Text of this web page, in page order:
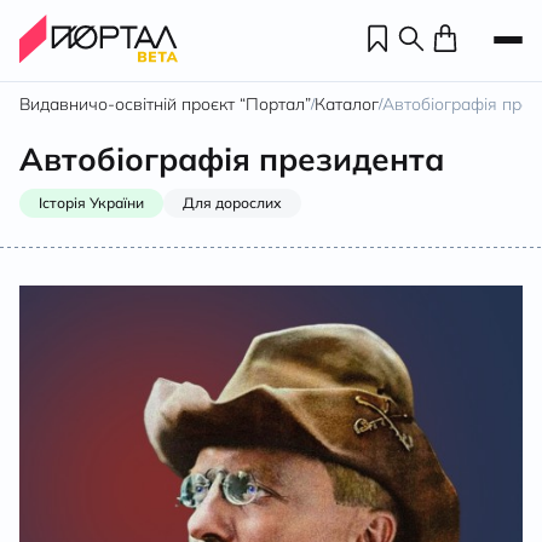
Видавничо-освітній проєкт “Портал”/Каталог/Автобіографія
Автобіографія президента
Історія України Для дорослих